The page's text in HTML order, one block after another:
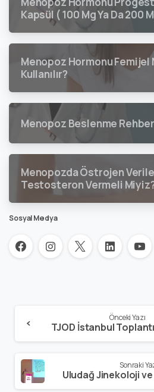
Kapsül ( 100 Mg Ya Da 200
Kullanılır?
Menopoz Hormonu Femijel
Kullanılır?
Menopoz Beslenme
Menopozda Östrojen
Testosteron Vermeli
Sosyal Medya
Önceki Yazı
Sonraki